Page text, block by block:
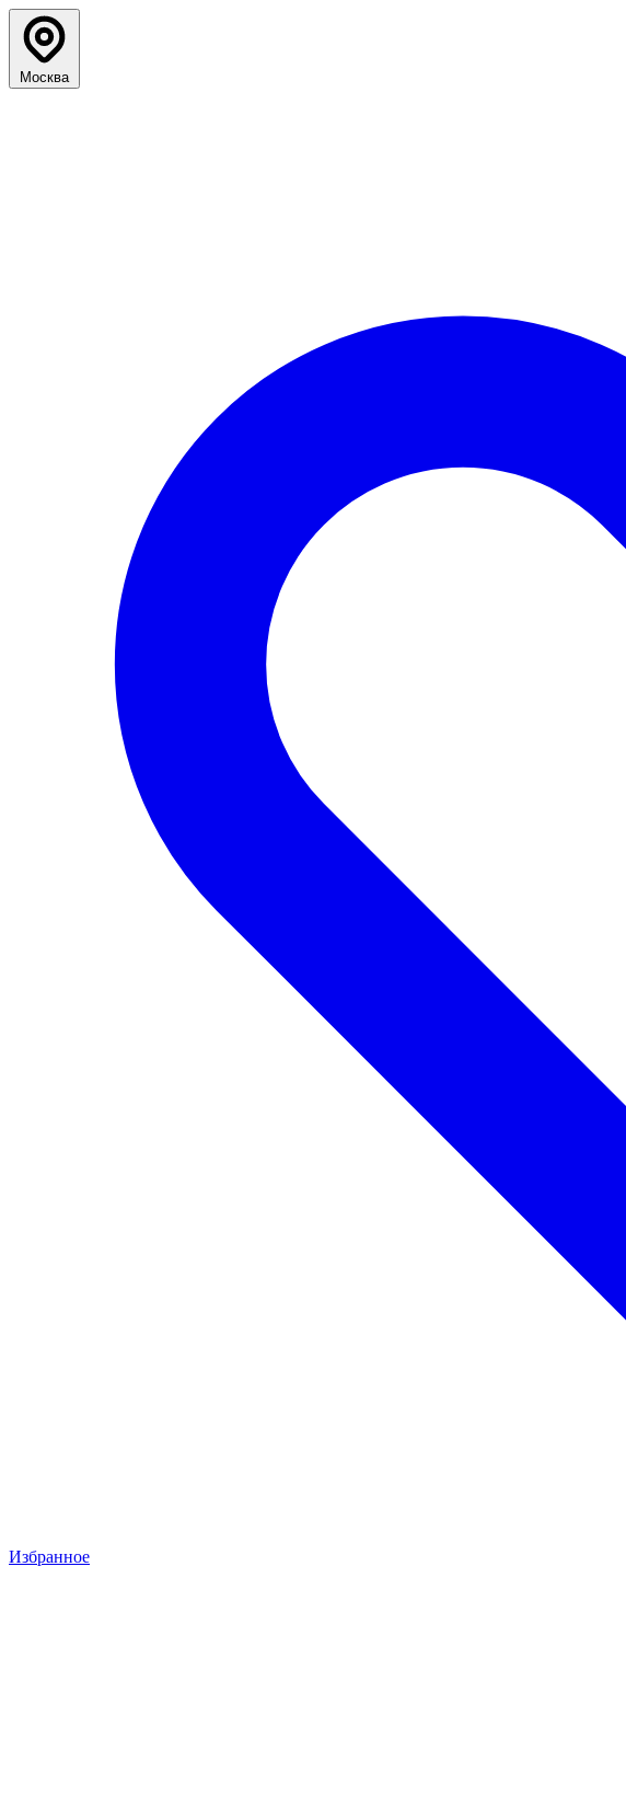
Москва
Избранное